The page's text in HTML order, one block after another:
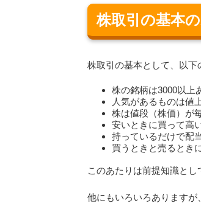
株取引の基本
株取引の基本として、以下
株の銘柄は3000以上
人気があるものは値
株は値段（株価）が
安いときに買って高
持っているだけで配
買うときと売るとき
このあたりは前提知識とし
他にもいろいろあります